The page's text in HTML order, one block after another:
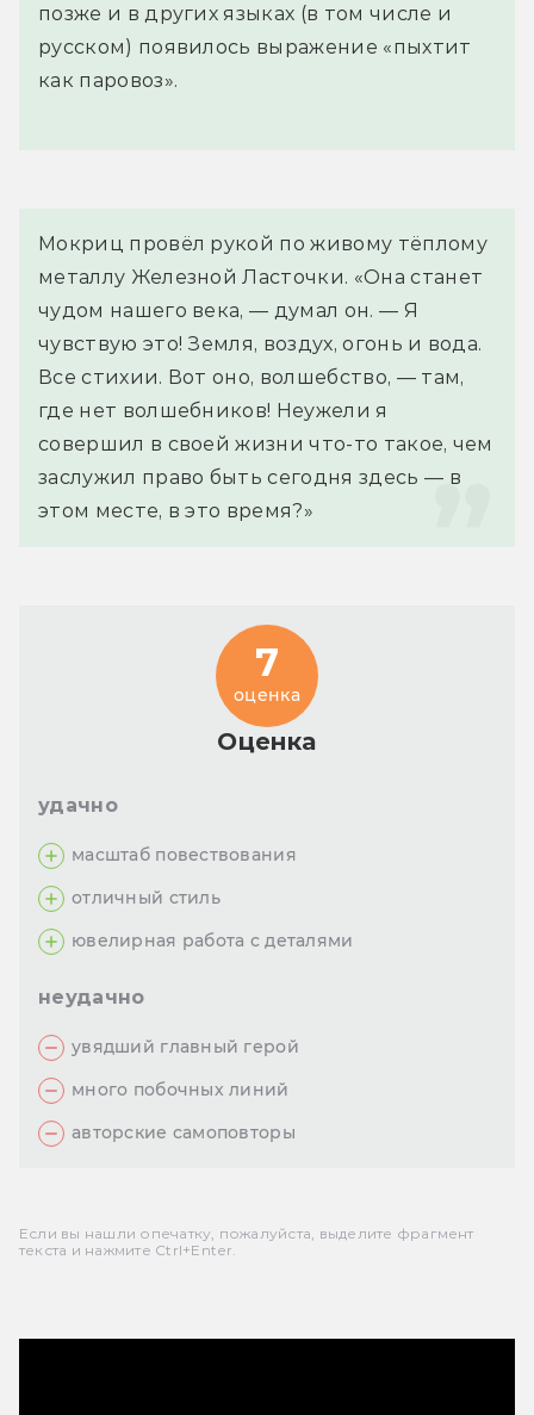
позже и в других языках (в том числе и
русском) появилось выражение «пыхтит
как паровоз».
Мокриц провёл рукой по живому тёплому
металлу Железной Ласточки. «Она станет
чудом нашего века, — думал он. — Я
чувствую это! Земля, воздух, огонь и вода.
Все стихии. Вот оно, волшебство, — там,
где нет волшебников! Неужели я
совершил в своей жизни что-то такое, чем
заслужил право быть сегодня здесь — в
этом месте, в это время?»
Оценка
7
оценка
удачно
масштаб повествования
отличный стиль
ювелирная работа с деталями
неудачно
увядший главный герой
много побочных линий
авторские самоповторы
Если вы нашли опечатку, пожалуйста, выделите фрагмент
текста и нажмите Ctrl+Enter.